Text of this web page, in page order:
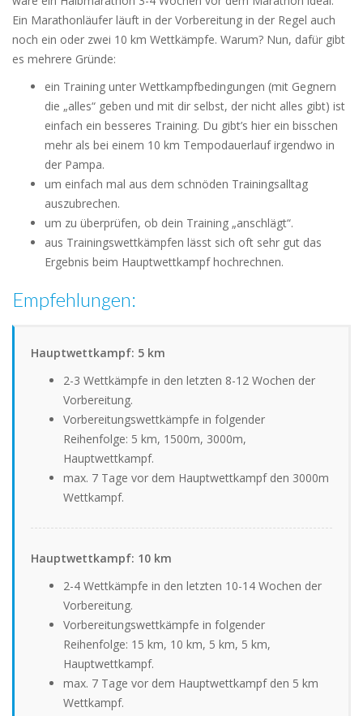
Ein Marathonläufer läuft in der Vorbereitung in der Regel auch
noch ein oder zwei 10 km Wettkämpfe. Warum? Nun, dafür gibt
es mehrere Gründe:
ein Training unter Wettkampfbedingungen (mit Gegnern
die „alles“ geben und mit dir selbst, der nicht alles gibt) ist
einfach ein besseres Training. Du gibt’s hier ein bisschen
mehr als bei einem 10 km Tempodauerlauf irgendwo in
der Pampa.
um einfach mal aus dem schnöden Trainingsalltag
auszubrechen.
um zu überprüfen, ob dein Training „anschlägt“.
aus Trainingswettkämpfen lässt sich oft sehr gut das
Ergebnis beim Hauptwettkampf hochrechnen.
Empfehlungen:
Hauptwettkampf: 5 km
2-3 Wettkämpfe in den letzten 8-12 Wochen der
Vorbereitung.
Vorbereitungswettkämpfe in folgender
Reihenfolge: 5 km, 1500m, 3000m,
Hauptwettkampf.
max. 7 Tage vor dem Hauptwettkampf den 3000m
Wettkampf.
Hauptwettkampf: 10 km
2-4 Wettkämpfe in den letzten 10-14 Wochen der
Vorbereitung.
Vorbereitungswettkämpfe in folgender
Reihenfolge: 15 km, 10 km, 5 km, 5 km,
Hauptwettkampf.
max. 7 Tage vor dem Hauptwettkampf den 5 km
Wettkampf.